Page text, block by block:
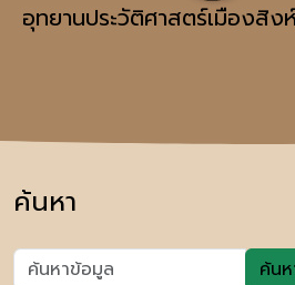
อุทยานประวัติศาสตร์เมืองสิ
ค้นหา
ค้น